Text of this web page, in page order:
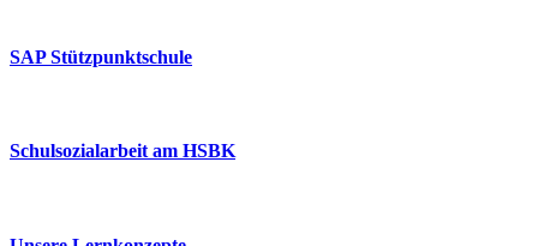
SAP Stützpunktschule
Schulsozialarbeit am HSBK